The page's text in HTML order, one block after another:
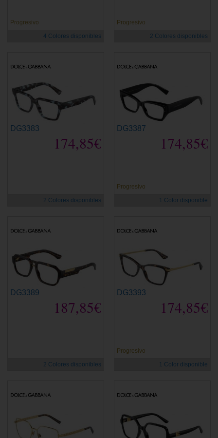
Progresivo
4 Colores disponibles
Progresivo
2 Colores disponibles
DG3383
174,85€
2 Colores disponibles
DG3387
174,85€
Progresivo
1 Color disponible
DG3389
187,85€
2 Colores disponibles
DG3393
174,85€
Progresivo
1 Color disponible